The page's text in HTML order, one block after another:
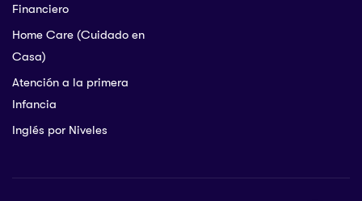
Financiero
Home Care (Cuidado en
Casa)
Atención a la primera
Infancia
Inglés por Niveles